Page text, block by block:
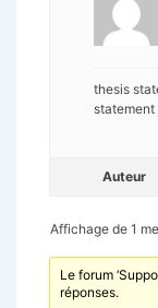
thesis
statement
Auteur
Affichage de 1
Le forum
réponses.